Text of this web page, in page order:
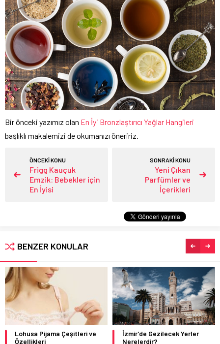
Bir önceki yazımız olan En İyi Bronzlaştırıcı Yağlar Hangileri
başlıklı makalemizi de okumanızı öneririz.
ÖNCEKİ KONU
Frigg Kauçuk
Emzik: Bebekler için
En İyisi
SONRAKİ KONU
Yeni Çıkan
Parfümler ve
İçerikleri
BENZER KONULAR
Lohusa Pijama Çeşitleri ve
Özellikleri
İzmir’de Gezilecek Yerler
Nerelerdir?